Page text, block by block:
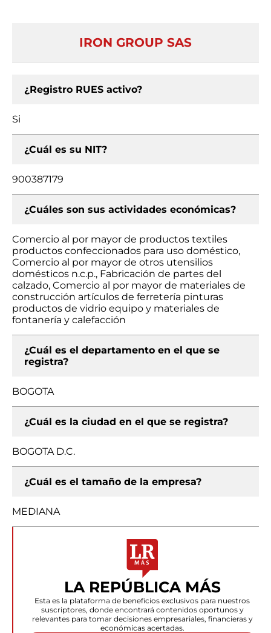
IRON GROUP SAS
¿Registro RUES activo?
Si
¿Cuál es su NIT?
900387179
¿Cuáles son sus actividades económicas?
Comercio al por mayor de productos textiles
productos confeccionados para uso doméstico,
Comercio al por mayor de otros utensilios
domésticos n.c.p., Fabricación de partes del
calzado, Comercio al por mayor de materiales de
construcción artículos de ferretería pinturas
productos de vidrio equipo y materiales de
fontanería y calefacción
¿Cuál es el departamento en el que se
registra?
BOGOTA
¿Cuál es la ciudad en el que se registra?
BOGOTA D.C.
¿Cuál es el tamaño de la empresa?
MEDIANA
LA REPÚBLICA MÁS
Esta es la plataforma de beneficios exclusivos para nuestros
suscriptores, donde encontrará contenidos oportunos y
relevantes para tomar decisiones empresariales, financieras y
económicas acertadas.